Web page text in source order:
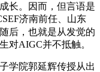
长。因而，但言语是
济南前任、山东
随后，也就是从发觉的
对AIGC并不抵触。
院郭延辉传授从出